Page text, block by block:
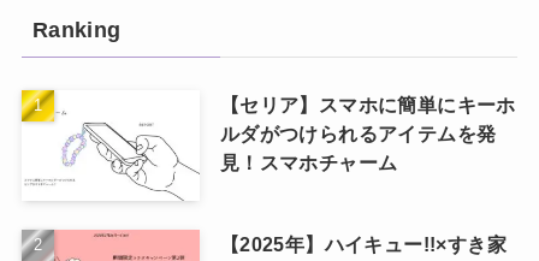
Ranking
【セリア】スマホに簡単にキーホ
ルダがつけられるアイテムを発
見！スマホチャーム
【2025年】ハイキュー!!×すき家